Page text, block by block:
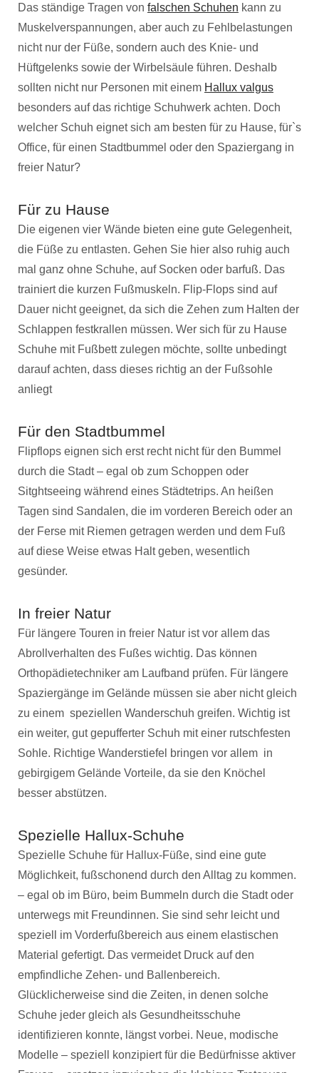
Das ständige Tragen von falschen Schuhen kann zu
Muskelverspannungen, aber auch zu Fehlbelastungen
nicht nur der Füße, sondern auch des Knie- und
Hüftgelenks sowie der Wirbelsäule führen. Deshalb
sollten nicht nur Personen mit einem Hallux valgus
besonders auf das richtige Schuhwerk achten. Doch
welcher Schuh eignet sich am besten für zu Hause, für`s
Office, für einen Stadtbummel oder den Spaziergang in
freier Natur?
Für zu Hause
Die eigenen vier Wände bieten eine gute Gelegenheit,
die Füße zu entlasten. Gehen Sie hier also ruhig auch
mal ganz ohne Schuhe, auf Socken oder barfuß. Das
trainiert die kurzen Fußmuskeln. Flip-Flops sind auf
Dauer nicht geeignet, da sich die Zehen zum Halten der
Schlappen festkrallen müssen. Wer sich für zu Hause
Schuhe mit Fußbett zulegen möchte, sollte unbedingt
darauf achten, dass dieses richtig an der Fußsohle
anliegt
Für den Stadtbummel
Flipflops eignen sich erst recht nicht für den Bummel
durch die Stadt – egal ob zum Schoppen oder
Sitghtseeing während eines Städtetrips. An heißen
Tagen sind Sandalen, die im vorderen Bereich oder an
der Ferse mit Riemen getragen werden und dem Fuß
auf diese Weise etwas Halt geben, wesentlich
gesünder.
In freier Natur
Für längere Touren in freier Natur ist vor allem das
Abrollverhalten des Fußes wichtig. Das können
Orthopädietechniker am Laufband prüfen. Für längere
Spaziergänge im Gelände müssen sie aber nicht gleich
zu einem speziellen Wanderschuh greifen. Wichtig ist
ein weiter, gut gepufferter Schuh mit einer rutschfesten
Sohle. Richtige Wanderstiefel bringen vor allem in
gebirgigem Gelände Vorteile, da sie den Knöchel
besser abstützen.
Spezielle Hallux-Schuhe
Spezielle Schuhe für Hallux-Füße, sind eine gute
Möglichkeit, fußschonend durch den Alltag zu kommen.
– egal ob im Büro, beim Bummeln durch die Stadt oder
unterwegs mit Freundinnen. Sie sind sehr leicht und
speziell im Vorderfußbereich aus einem elastischen
Material gefertigt. Das vermeidet Druck auf den
empfindliche Zehen- und Ballenbereich.
Glücklicherweise sind die Zeiten, in denen solche
Schuhe jeder gleich als Gesundheitsschuhe
identifizieren konnte, längst vorbei. Neue, modische
Modelle – speziell konzipiert für die Bedürfnisse aktiver